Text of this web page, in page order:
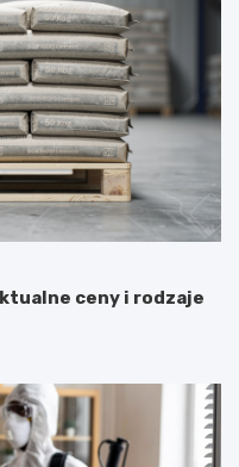
ceny i rodzaje